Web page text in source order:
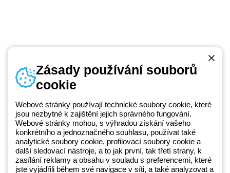
Beghelli je součástí GEWISS Group od roku 2025 a jeho ekosystému
GEWISS LightZone, kde vyvíjíme propojená světelná řešení, která
transformují komplexitu do jednoduchosti a podporují profesionály a
Telefonní číslo
+420 531 014 111
Zásady používání souborů
cookie
Webové stránky používají technické soubory cookie, které
jsou nezbytné k zajištění jejich správného fungování.
Webové stránky mohou, s výhradou získání vašeho
konkrétního a jednoznačného souhlasu, používat také
analytické soubory cookie, profilovací soubory cookie a
další sledovací nástroje, a to jak první, tak třetí strany, k
zasílání reklamy a obsahu v souladu s preferencemi, které
jste vyjádřili během své navigace v síti, a také analyzovat a